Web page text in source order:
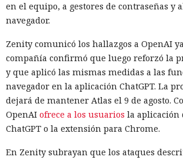
en el equipo, a gestores de contraseñas y
navegador.
Zenity comunicó los hallazgos a OpenAI
compañía confirmó que luego reforzó la
y que aplicó las mismas medidas a las
navegador en la aplicación ChatGPT. La
dejará de mantener Atlas el 9 de agosto.
OpenAI ofrece a los usuarios la aplicación
ChatGPT o la extensión para Chrome.
En Zenity subrayan que los ataques
repentinos de Node.js al compilar
pudieron respirar más tranquilos: salió
del framework de JavaScript Next.js, que
del conocido mensaje «FATAL ERROR». El
resentóla versión 16.3 — la primera
importante desde octubre de 2025, que
de memoria RAM en desarrollo hasta un